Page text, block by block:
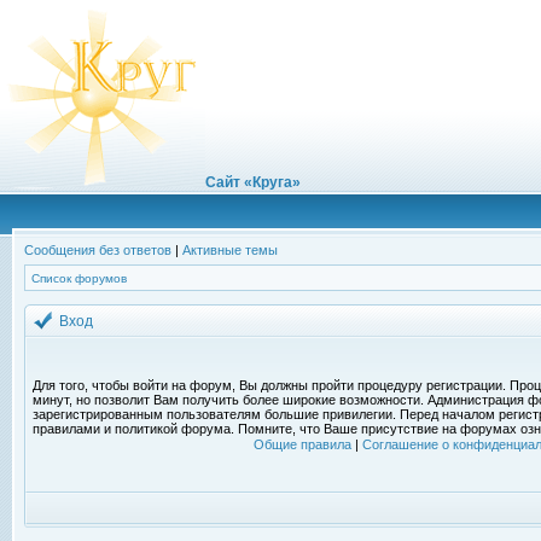
Сайт «Круга»
Сообщения без ответов | Активные темы
Список форумов
Вход
Для того, чтобы войти на форум, Вы должны пройти процедуру регистрации.
минут, но позволит Вам получить более широкие возможности. Администрация
зарегистрированным пользователям большие привилегии. Перед началом
правилами и политикой форума. Помните, что Ваше присутствие на форумах
Общие правила| Соглашение о